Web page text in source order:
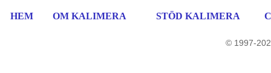
HEM OM KALIMERA STÖD KALIMERA
© 1997-